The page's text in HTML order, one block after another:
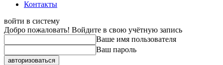
Контакты
войти в систему
Добро пожаловать! Войдите в свою учётную запись
Ваше имя пользователя
Ваш пароль